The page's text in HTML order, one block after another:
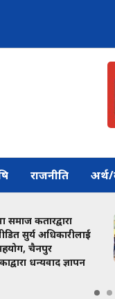
राजनीति
कतारद्वारा
सुर्य अधिकारीलाई
चैनपुर
धन्यवाद ज्ञापन